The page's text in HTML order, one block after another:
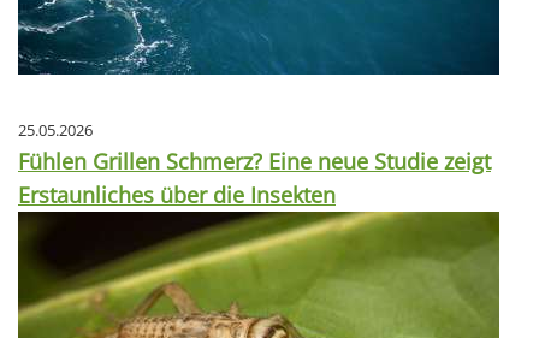
25.05.2026
Fühlen Grillen Schmerz? Eine neue Studie zeigt
Erstaunliches über die Insekten